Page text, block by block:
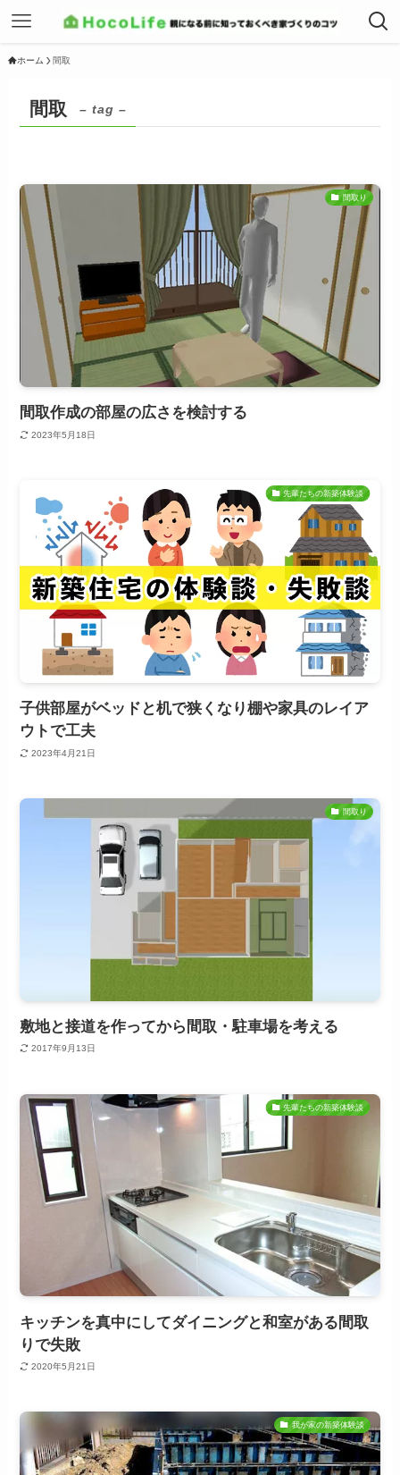
ホーム 間取
間取 – tag –
間取り
間取作成の部屋の広さを検討する
2023年5月18日
先輩たちの新築体験談
子供部屋がベッドと机で狭くなり棚や家具のレイア
ウトで工夫
2023年4月21日
間取り
敷地と接道を作ってから間取・駐車場を考える
2017年9月13日
先輩たちの新築体験談
キッチンを真中にしてダイニングと和室がある間取
りで失敗
2020年5月21日
我が家の新築体験談